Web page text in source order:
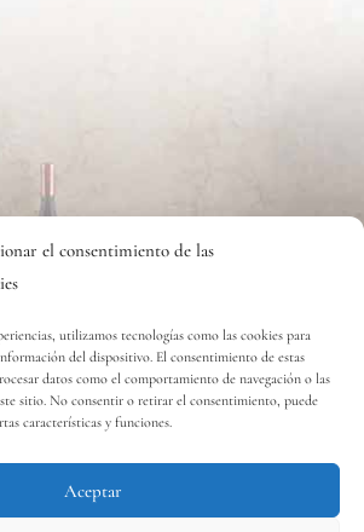
el consentimiento de las
utilizamos tecnologías como las cookies para
del dispositivo. El consentimiento de estas
datos como el comportamiento de navegación o las
sitio. No consentir o retirar el consentimiento, puede
características y funciones.
Aceptar
2020 Vinos y Delicias S.L.